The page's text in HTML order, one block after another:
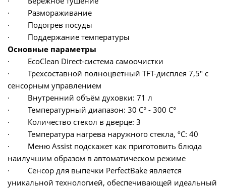
· Размораживание
· Подогрев посуды
· Поддержание температуры
Основные параметры
· EcoClean Direct-система самоочистки
· Трехсоставной полноцветный TFT-дисплея 7,5" с
сенсорным управлением
· Внутренний объём духовки: 71 л
· Температурный диапазон: 30 C° - 300 C°
· Количество стекол в дверце: 3
· Температура нагрева наружного стекла, ºC: 40
· Меню Assist подскажет как приготовить блюда
наилучшим образом в автоматическом режиме
· Сенсор для выпечки PerfectBake является
уникальной технологией, обеспечивающей идеальный